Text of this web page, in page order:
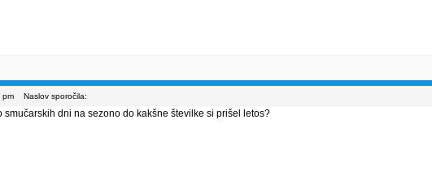
pm Naslov sporočila:
dni na sezono do kakšne številke si prišel letos?